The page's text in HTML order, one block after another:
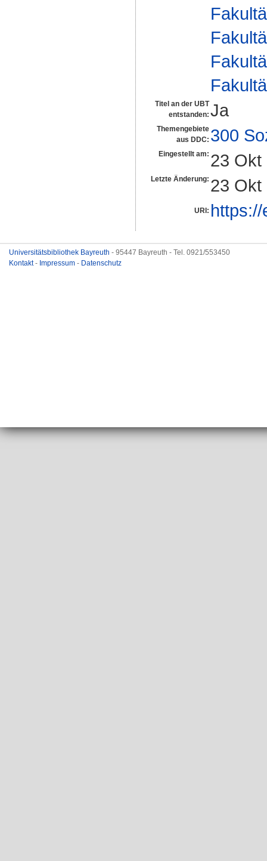
Titel an der UBT
entstanden: Ja
Themengebiete
aus DDC: 300
Eingestellt am: 23 Okt
Letzte Änderung: 23 Okt
URI:
Universitätsbibliothek Bayreuth - 95447 Bayreuth - Tel. 0921/553450
Kontakt- Impressum - Datenschutz